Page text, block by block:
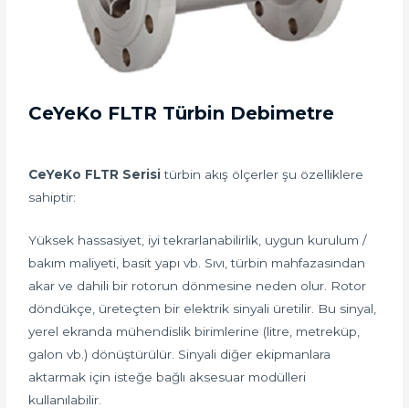
CeYeKo FLTR Türbin Debimetre
CeYeKo FLTR Serisitürbin akış ölçerler şu özelliklere
sahiptir:
Yüksek hassasiyet, iyi tekrarlanabilirlik, uygun kurulum /
bakım maliyeti, basit yapı vb. Sıvı, türbin mahfazasından
akar ve dahili bir rotorun dönmesine neden olur. Rotor
döndükçe, üreteçten bir elektrik sinyali üretilir. Bu sinyal,
yerel ekranda mühendislik birimlerine (litre, metreküp,
galon vb.) dönüştürülür. Sinyali diğer ekipmanlara
aktarmak için isteğe bağlı aksesuar modülleri
kullanılabilir.